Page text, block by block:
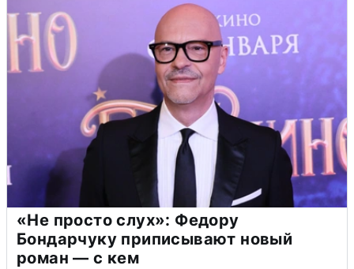
«Не просто слух»: Федору
Бондарчуку приписывают новый
роман — с кем